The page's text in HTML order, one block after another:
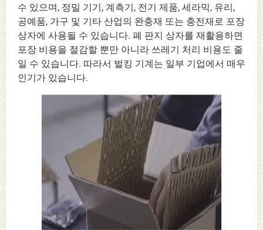
수 있으며, 정밀 기기, 계측기, 전기 제품, 세라믹, 유리,
공예품, 가구 및 기타 산업의 완충재 또는 충전재로 포장
상자에 사용될 수 있습니다. 폐 판지 상자를 재활용하면
포장 비용을 절감할 뿐만 아니라 쓰레기 처리 비용도 줄
일 수 있습니다. 따라서 벌킹 기계는 일부 기업에서 매우
인기가 있습니다.